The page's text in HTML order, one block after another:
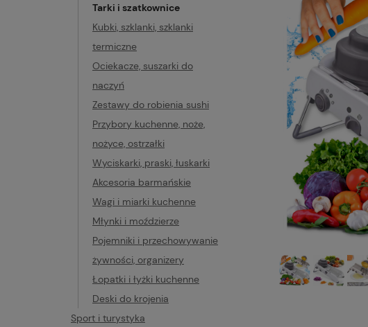
Tarki i szatkownice
Kubki, szklanki, szklanki
termiczne
Ociekacze, suszarki do
naczyń
Zestawy do robienia sushi
Przybory kuchenne, noże,
nożyce, ostrzałki
Wyciskarki, praski, łuskarki
Akcesoria barmańskie
Wagi i miarki kuchenne
Młynki i moździerze
Pojemniki i przechowywanie
żywności, organizery
Łopatki i łyżki kuchenne
Deski do krojenia
Sport i turystyka